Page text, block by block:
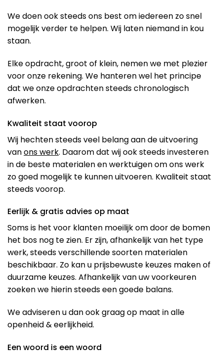
We doen ook steeds ons best om iedereen zo snel
mogelijk verder te helpen. Wij laten niemand in kou
staan.
Elke opdracht, groot of klein, nemen we met plezier
voor onze rekening. We hanteren wel het principe
dat we onze opdrachten steeds chronologisch
afwerken.
Kwaliteit staat voorop
Wij hechten steeds veel belang aan de uitvoering
vanons werk. Daarom dat wij ook steeds investeren
in de beste materialen en werktuigen om ons werk
zo goed mogelijk te kunnen uitvoeren. Kwaliteit staat
steeds voorop.
Eerlijk & gratis advies op maat
Soms is het voor klanten moeilijk om door de bomen
het bos nog te zien. Er zijn, afhankelijk van het type
werk, steeds verschillende soorten materialen
beschikbaar. Zo kan u prijsbewuste keuzes maken of
duurzame keuzes. Afhankelijk van uw voorkeuren
zoeken we hierin steeds een goede balans.
We adviseren u dan ook graag op maat in alle
openheid & eerlijkheid.
Een woord is een woord